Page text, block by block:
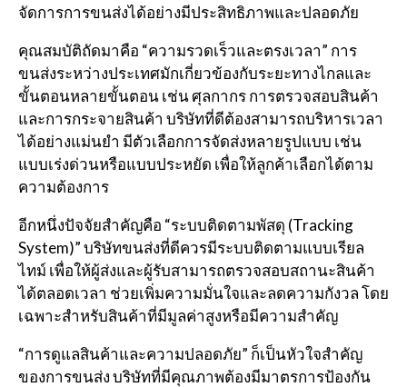
จัดการการขนส่งได้อย่างมีประสิทธิภาพและปลอดภัย
คุณสมบัติถัดมาคือ “ความรวดเร็วและตรงเวลา” การ
ขนส่งระหว่างประเทศมักเกี่ยวข้องกับระยะทางไกลและ
ขั้นตอนหลายขั้นตอน เช่น ศุลกากร การตรวจสอบสินค้า
และการกระจายสินค้า บริษัทที่ดีต้องสามารถบริหารเวลา
ได้อย่างแม่นยำ มีตัวเลือกการจัดส่งหลายรูปแบบ เช่น
แบบเร่งด่วนหรือแบบประหยัด เพื่อให้ลูกค้าเลือกได้ตาม
ความต้องการ
อีกหนึ่งปัจจัยสำคัญคือ “ระบบติดตามพัสดุ (Tracking
System)” บริษัทขนส่งที่ดีควรมีระบบติดตามแบบเรียล
ไทม์ เพื่อให้ผู้ส่งและผู้รับสามารถตรวจสอบสถานะสินค้า
ได้ตลอดเวลา ช่วยเพิ่มความมั่นใจและลดความกังวล โดย
เฉพาะสำหรับสินค้าที่มีมูลค่าสูงหรือมีความสำคัญ
“การดูแลสินค้าและความปลอดภัย” ก็เป็นหัวใจสำคัญ
ของการขนส่ง บริษัทที่มีคุณภาพต้องมีมาตรการป้องกัน